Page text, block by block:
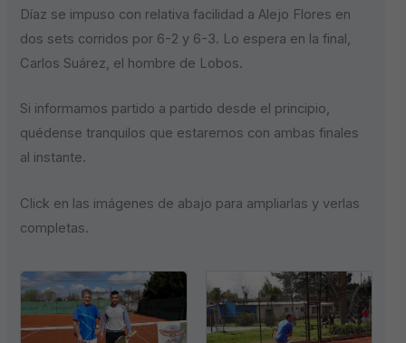
Díaz se impuso con relativa facilidad a Alejo Flores en
dos sets corridos por 6-2 y 6-3. Lo espera en la final,
Carlos Suárez, el hombre de Lobos.
Si informamos partido a partido desde el principio,
quédense tranquilos que estaremos con ambas finales
al instante.
Click en las imágenes de abajo para ampliarlas y verlas
completas.